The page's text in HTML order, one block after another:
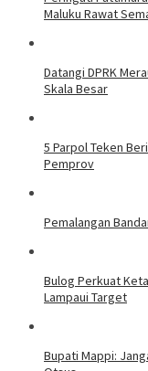
Maluku Rawat
Datangi DPRK
Skala Besar
5 Parpol Teken
Pemprov
Pemalangan
Bulog Perkuat
Lampaui Target
Bupati Mappi: